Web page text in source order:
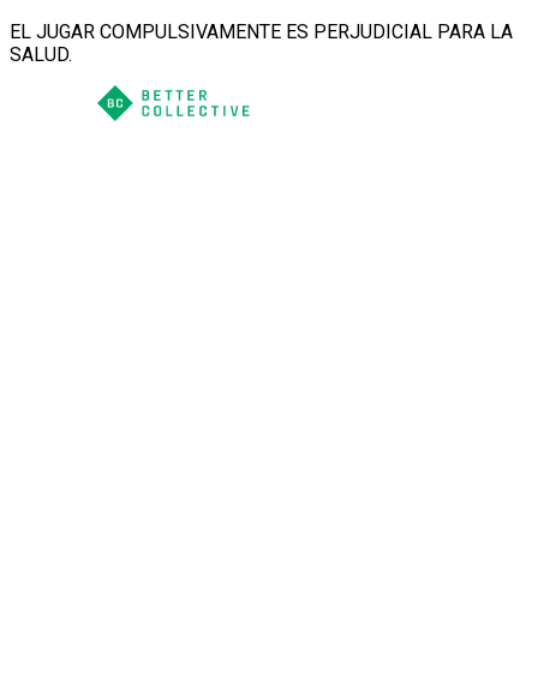
EL JUGAR COMPULSIVAMENTE ES PERJUDICIAL PARA LA
SALUD.